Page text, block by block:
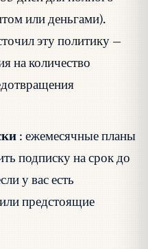
или деньгами).
эту политику —
на количество
: ежемесячные планы
подписку на срок до
у вас есть
предстоящие